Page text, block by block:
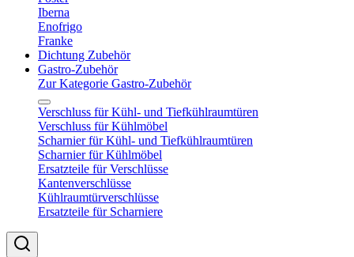
Iberna
Enofrigo
Franke
Dichtung Zubehör
Gastro-Zubehör
Zur Kategorie Gastro-Zubehör
Verschluss für Kühl- und Tiefkühlraumtüren
Verschluss für Kühlmöbel
Scharnier für Kühl- und Tiefkühlraumtüren
Scharnier für Kühlmöbel
Ersatzteile für Verschlüsse
Kantenverschlüsse
Kühlraumtürverschlüsse
Ersatzteile für Scharniere